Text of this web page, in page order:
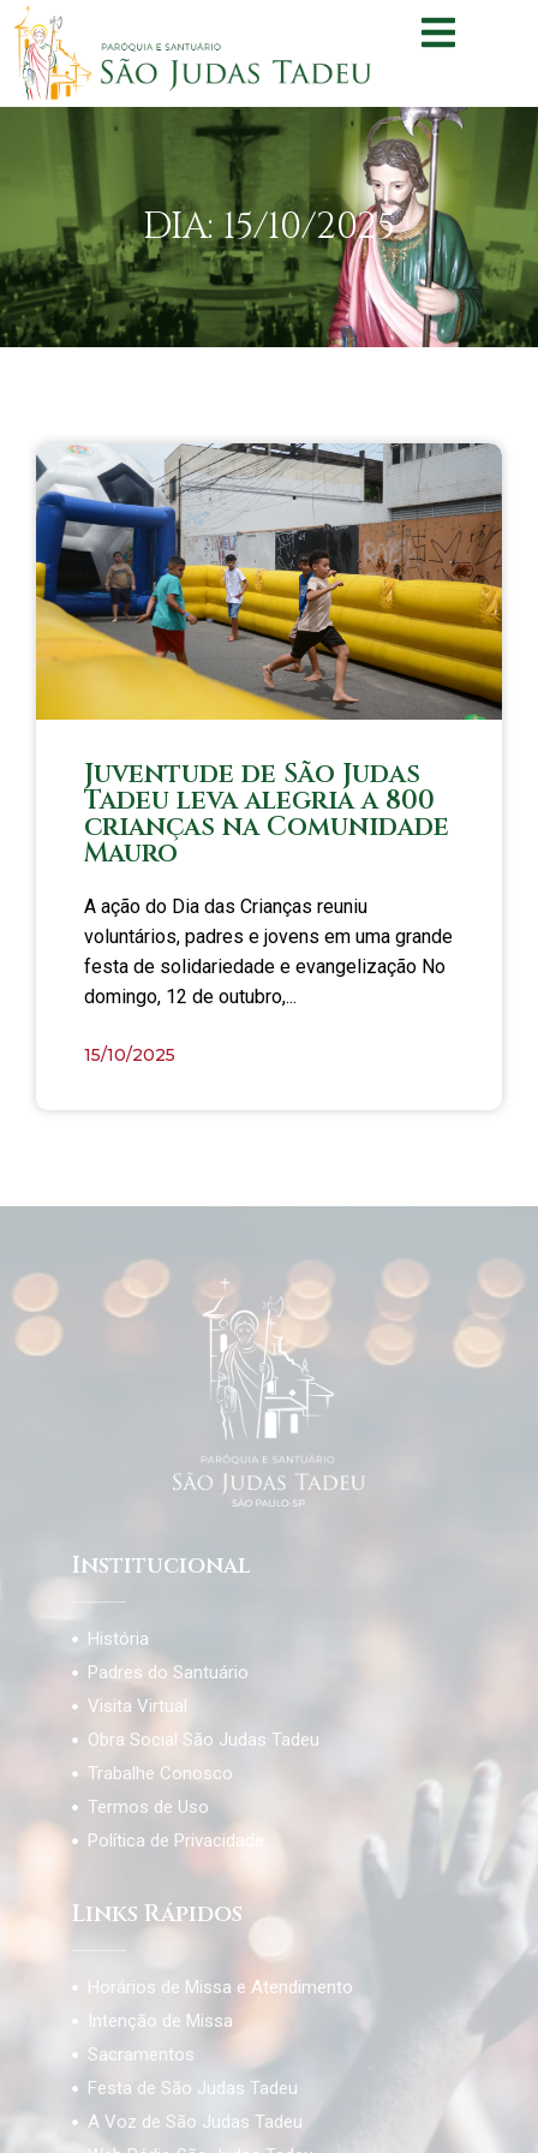
DIA: 15/10/2025
Juventude de São Judas
Tadeu leva alegria a 800
crianças na Comunidade
Mauro
A ação do Dia das Crianças reuniu
voluntários, padres e jovens em uma grande
festa de solidariedade e evangelização No
domingo, 12 de outubro,...
15/10/2025
Institucional
História
Padres do Santuário
Visita Virtual
Obra Social São Judas Tadeu
Trabalhe Conosco
Termos de Uso
Política de Privacidade
Links Rápidos
Horários de Missa e Atendimento
Intenção de Missa
Sacramentos
Festa de São Judas Tadeu
A Voz de São Judas Tadeu